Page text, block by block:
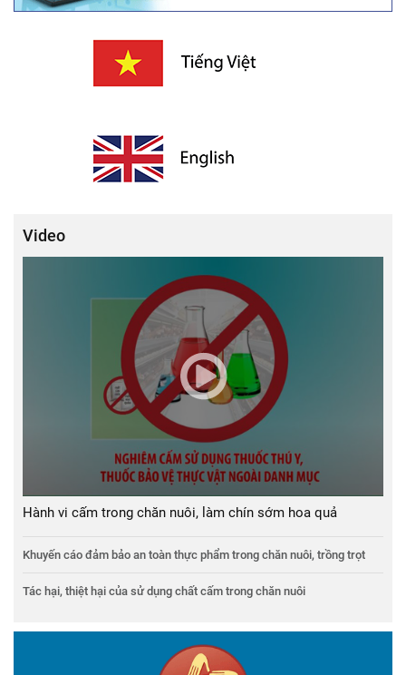
Video
Hành vi cấm trong chăn nuôi, làm chín sớm hoa quả
Khuyến cáo đảm bảo an toàn thực phẩm trong chăn nuôi, trồng trọt
Tác hại, thiệt hại của sử dụng chất cấm trong chăn nuôi